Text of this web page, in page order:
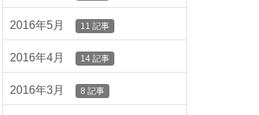
2016年5月 11 記事
2016年4月 14 記事
2016年3月 8 記事